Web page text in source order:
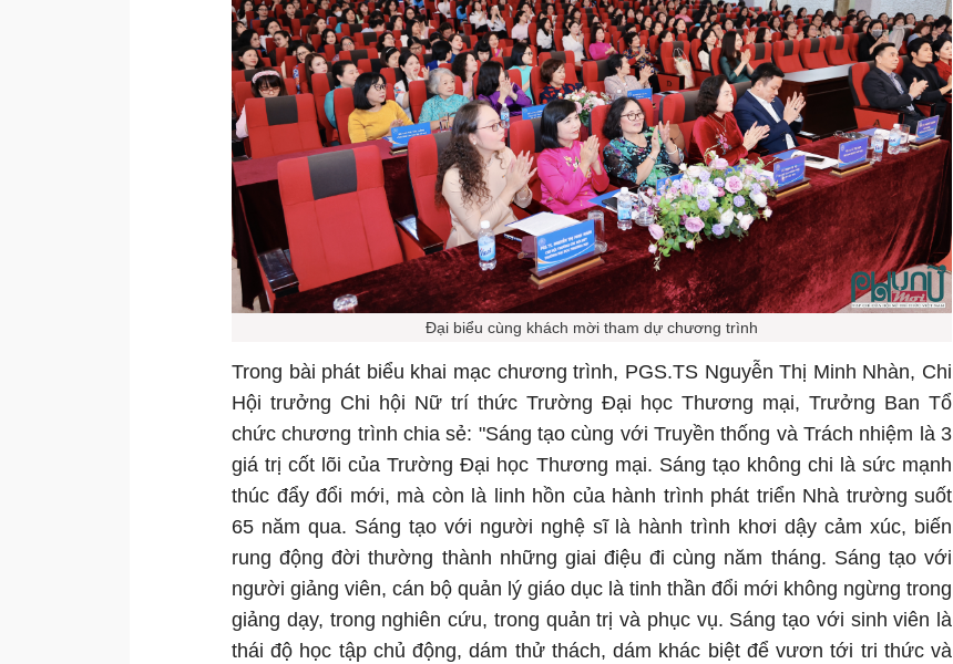
Đại biểu cùng khách mời tham dự chương trình
Trong bài phát biểu khai mạc chương trình, PGS.TS Nguyễn Thị Minh Nhàn, Chi
Hội trưởng Chi hội Nữ trí thức Trường Đại học Thương mại, Trưởng Ban Tổ
chức chương trình chia sẻ: "Sáng tạo cùng với Truyền thống và Trách nhiệm là 3
giá trị cốt lõi của Trường Đại học Thương mại. Sáng tạo không chi là sức mạnh
thúc đẩy đổi mới, mà còn là linh hồn của hành trình phát triển Nhà trường suốt
65 năm qua. Sáng tạo với người nghệ sĩ là hành trình khơi dậy cảm xúc, biến
rung động đời thường thành những giai điệu đi cùng năm tháng. Sáng tạo với
người giảng viên, cán bộ quản lý giáo dục là tinh thần đổi mới không ngừng trong
giảng dạy, trong nghiên cứu, trong quản trị và phục vụ. Sáng tạo với sinh viên là
thái độ học tập chủ động, dám thử thách, dám khác biệt để vươn tới tri thức và